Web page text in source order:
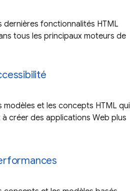
dernières fonctionnalités HTML
tous les principaux moteurs de
modèles et les concepts HTML qui
créer des applications Web plus